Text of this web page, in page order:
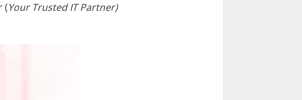
(Your Trusted IT Partner)